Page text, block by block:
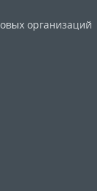
организаций